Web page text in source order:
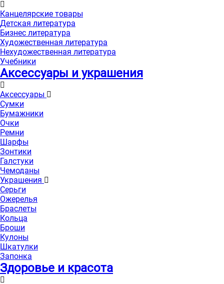
Канцелярские товары
Детская литература
Бизнес литература
Художественная литература
Нехудожественная литература
Учебники
Аксессуары и украшения
Аксессуары
Сумки
Бумажники
Очки
Ремни
Шарфы
Зонтики
Галстуки
Чемоданы
Украшения
Серьги
Ожерелья
Браслеты
Кольца
Броши
Кулоны
Шкатулки
Запонка
Здоровье и красота